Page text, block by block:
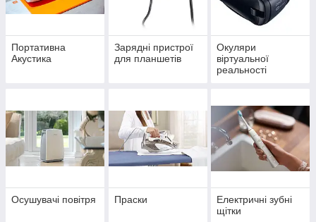
Портативна
Акустика
Зарядні пристрої
для планшетів
Окуляри
віртуальної
реальності
Осушувачі повітря Праски
Електричні зубні
щітки